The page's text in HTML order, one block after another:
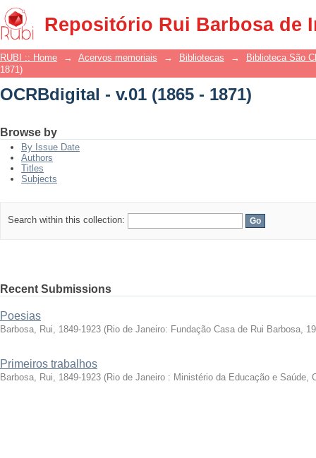
Repositório Rui Barbosa de
OCRBdigital - v.01 (1865 - 1871)
RUBI :: Home → Acervos memoriais → Bibliotecas →
Biblioteca São
1871)
OCRBdigital - v.01 (1865 - 1871)
Browse by
By Issue Date
Authors
Titles
Subjects
Search within this collection:
Recent Submissions
Poesias
Barbosa, Rui, 1849-1923 (Rio de Janeiro: Fundação Casa de Rui Barbosa,
Primeiros trabalhos
Barbosa, Rui, 1849-1923 (Rio de Janeiro : Ministério da Educação e Saúde,